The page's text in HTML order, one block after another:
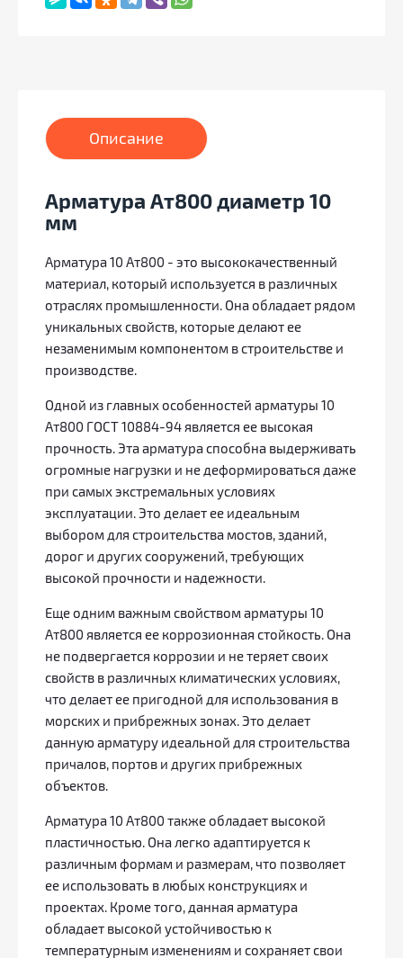
Описание
Арматура Ат800 диаметр 10
мм
Арматура 10 Ат800 - это высококачественный
материал, который используется в различных
отраслях промышленности. Она обладает рядом
уникальных свойств, которые делают ее
незаменимым компонентом в строительстве и
производстве.
Одной из главных особенностей арматуры 10
Ат800 ГОСТ 10884-94 является ее высокая
прочность. Эта арматура способна выдерживать
огромные нагрузки и не деформироваться даже
при самых экстремальных условиях
эксплуатации. Это делает ее идеальным
выбором для строительства мостов, зданий,
дорог и других сооружений, требующих
высокой прочности и надежности.
Еще одним важным свойством арматуры 10
Ат800 является ее коррозионная стойкость. Она
не подвергается коррозии и не теряет своих
свойств в различных климатических условиях,
что делает ее пригодной для использования в
морских и прибрежных зонах. Это делает
данную арматуру идеальной для строительства
причалов, портов и других прибрежных
объектов.
Арматура 10 Ат800 также обладает высокой
пластичностью. Она легко адаптируется к
различным формам и размерам, что позволяет
ее использовать в любых конструкциях и
проектах. Кроме того, данная арматура
обладает высокой устойчивостью к
температурным изменениям и сохраняет свои